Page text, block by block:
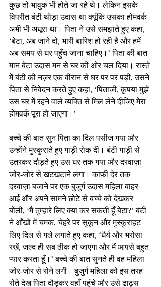
कुछ तो भावुक भी होते जा रहे थे। लेकिन इसके
विपरीत बंटी थोड़ा उदास था क्यूंकि उसका होमवर्क
अभी भी अधूरा था। पिता ने उसे समझाते हुए कहा,
‘बेटा, अब जाने दो, भारी बारिश हो रही है और हमें
अब समय से घर पहुँच जाना चाहिए।’ पिता की बात
मान बेटा उदास मन से घर की ओर चल दिया। रास्ते
में बंटी की नज़र एक वीरान से घर पर पर पड़ी, उसने
पिता से निवेदन करते हुए कहा, ‘पिताजी, कृपया मुझे
उस घर में रहने वाले व्यक्ति से मिल लेने दीजिए मेरा
होमवर्क पूरा हो जाएगा।’
बच्चे की बात सुन पिता का दिल पसीज गया और
उन्होंने मुस्कुराते हुए गाड़ी रोक दी। बंटी गाड़ी से
उतरकर दौड़ते हुए उस घर तक गया और दरवाज़ा
जोर-जोर से खटखटाने लगा। काफ़ी देर तक
दरवाज़ा बजाने पर एक बुजुर्ग उदास महिला बाहर
आई और अपने सामने छोटे से बच्चे को देखकर
बोली, ‘मैं तुम्हारे लिए क्या कर सकती हूँ बेटा?’ बंटी
ने आँखों में चमक, चेहरे पर सुकून और मुस्कुराहट
लिए दिल से गले लगाते हुए कहा, ‘धैर्य और भरोसा
रखें, जल्द ही सब ठीक हो जाएगा और मैं आपसे बहुत
प्यार करता हूँ।’ बच्चे की बात सुनते ही वह महिला
जोर-जोर से रोने लगी। बुजुर्ग महिला को इस तरह
रोते देख पिता दौड़कर वहाँ पहुंचे और उसे ढाढ़स